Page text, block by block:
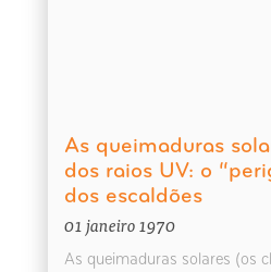
As queimaduras
dos raios UV: o
dos escaldões
01 janeiro 1970
As queimaduras solares (os